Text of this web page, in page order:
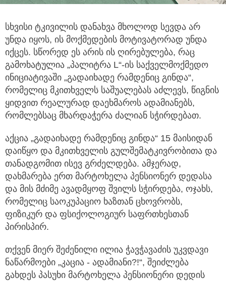
სხვისი ტკივილის დანახვა მხოლოდ სევდა არ
უნდა იყოს, ის მოქმედების მოტივატორად უნდა
იქცეს. სწორედ ეს არის ის ღირებულება, რაც
გამოხატულია „პალიტრა L“-ის საქველმოქმედო
ინიციატივაში „გადაიხადე რამდენიც გინდა“,
რომელიც მკითხველს საშუალებას აძლევს, წიგნის
ყიდვით რეალურად დაეხმაროს ადამიანებს,
რომლებსაც მხარდაჭერა ძალიან სჭირდებათ.
აქცია „გადაიხადე რამდენიც გინდა“ 15 მაისიდან
დაიწყო და მკითხველის გულშემატკივრობითა და
თანადგომით ისევ გრძელდება. ამჯერად,
დახმარება ერთ მარტოხელა პენსიონერ დედასა
და მის მძიმე ავადმყოფ შვილს სჭირდება, ოჯახს,
რომელიც საოკუპაციო ხაზთან ცხოვრობს,
ფიზიკურ და ფსიქოლოგიურ საფრთხესთან
პირისპირ.
თქვენ მიერ შეძენილი ილია ჭავჭავაძის უკვდავი
ნაწარმოები „კაცია - ადამიანი?!“, შეიძლება
გახდეს პასუხი მარტოხელა პენსიონერი დედის